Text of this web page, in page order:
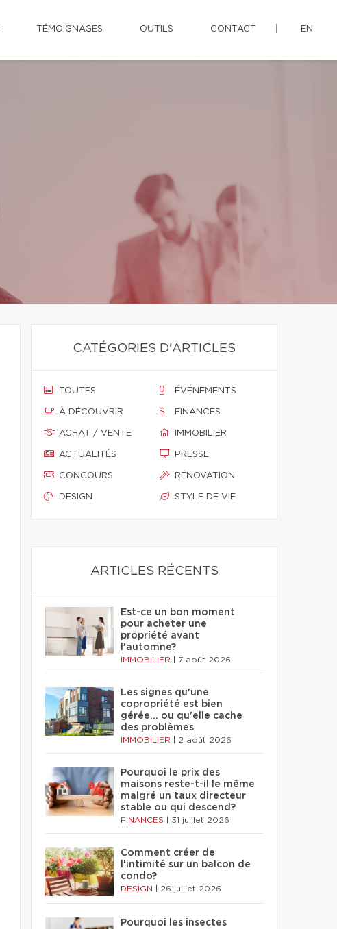
TÉMOIGNAGES OUTILS CONTACT EN
CATÉGORIES D'ARTICLES
TOUTES
À DÉCOUVRIR
ACHAT / VENTE
ACTUALITÉS
CONCOURS
DESIGN
ÉVÉNEMENTS
FINANCES
IMMOBILIER
PRESSE
RÉNOVATION
STYLE DE VIE
ARTICLES RÉCENTS
Est-ce un bon moment
pour acheter une
propriété avant
l'automne?
IMMOBILIER 7 août 2026
Les signes qu'une
copropriété est bien
gérée… ou qu'elle cache
des problèmes
IMMOBILIER 2 août 2026
Pourquoi le prix des
maisons reste-t-il le même
malgré un taux directeur
stable ou qui descend?
FINANCES 31 juillet 2026
Comment créer de
l'intimité sur un balcon de
condo?
DESIGN 26 juillet 2026
Pourquoi les insectes